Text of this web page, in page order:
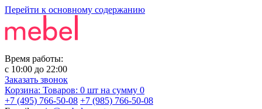
Перейти к основному содержанию
Время работы:
с 10:00 до 22:00
Заказать звонок
Корзина: Товаров: 0 шт на сумму 0
+7 (495) 766-50-08 +7 (985) 766-50-08